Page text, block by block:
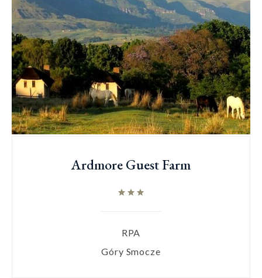
Ardmore Guest Farm
RPA
Góry Smocze